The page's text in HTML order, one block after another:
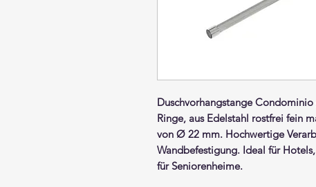
DuschvorhangstangeCondominio
Ringe, aus Edelstahl rostfrei fein
von Ø 22 mm. Hochwertige
Wandbefestigung. Ideal für
für Seniorenheime.